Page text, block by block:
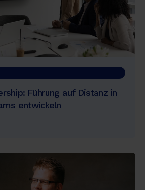
Führung auf Distanz in
entwickeln